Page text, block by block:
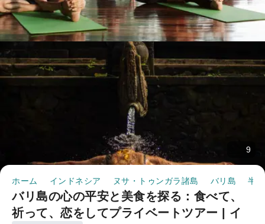
9
ホーム インドネシア ヌサ・トゥンガラ諸島 バリ島 半
バリ島の心の平安と美食を探る：食べて、
祈って、恋をしてプライベートツアー | イ